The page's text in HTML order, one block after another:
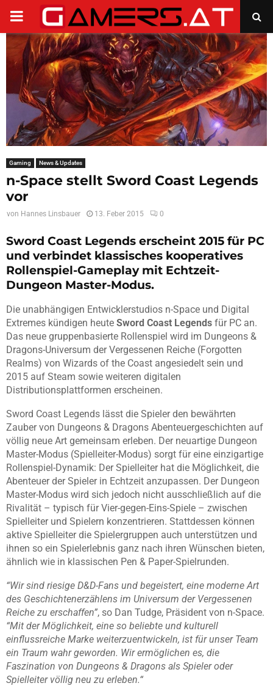
PRIMARY
MENU
Gaming News & Updates
n-Space stellt Sword Coast Legends
vor
von Hannes Linsbauer 13. Feber 2015 0
Sword Coast Legends erscheint 2015 für PC
und verbindet klassisches kooperatives
Rollenspiel-Gameplay mit Echtzeit-
Dungeon Master-Modus.
Die unabhängigen Entwicklerstudios n-Space und Digital
Extremes kündigen heute Sword Coast Legends für PC an.
Das neue gruppenbasierte Rollenspiel wird im Dungeons &
Dragons-Universum der Vergessenen Reiche (Forgotten
Realms) von Wizards of the Coast angesiedelt sein und
2015 auf Steam sowie weiteren digitalen
Distributionsplattformen erscheinen.
Sword Coast Legends lässt die Spieler den bewährten
Zauber von Dungeons & Dragons Abenteuergeschichten auf
völlig neue Art gemeinsam erleben. Der neuartige Dungeon
Master-Modus (Spielleiter-Modus) sorgt für eine einzigartige
Rollenspiel-Dynamik: Der Spielleiter hat die Möglichkeit, die
Abenteuer der Spieler in Echtzeit anzupassen. Der Dungeon
Master-Modus wird sich jedoch nicht ausschließlich auf die
Rivalität – typisch für Vier-gegen-Eins-Spiele – zwischen
Spielleiter und Spielern konzentrieren. Stattdessen können
aktive Spielleiter die Spielergruppen auch unterstützen und
ihnen so ein Spielerlebnis ganz nach ihren Wünschen bieten,
ähnlich wie in klassischen Pen & Paper-Spielrunden.
“Wir sind riesige D&D-Fans und begeistert, eine moderne Art
des Geschichtenerzählens im Universum der Vergessenen
Reiche zu erschaffen”, so Dan Tudge, Präsident von n-Space.
“Mit der Möglichkeit, eine so beliebte und kulturell
einflussreiche Marke weiterzuentwickeln, ist für unser Team
ein Traum wahr geworden. Wir ermöglichen es, die
Faszination von Dungeons & Dragons als Spieler oder
Spielleiter völlig neu zu erleben.“